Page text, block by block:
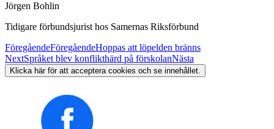
Jörgen Bohlin
Tidigare förbundsjurist hos Samernas Riksförbund
FöregåendeFöregåendeHoppas att löpelden bränns
NextSpråket blev konflikthärd på förskolanNästa
Klicka här för att acceptera cookies och se innehållet.